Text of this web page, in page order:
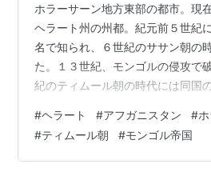
ホラーサーン地方東部の都市。現
ヘラート州の州都。紀元前５世紀
名で知られ、６世紀のササン朝の
た。１３世紀、モンゴルの侵攻で
紀のティムール朝の時代には同国
ティムール朝時代の発展 ティムー
シャー・ルフによる都市開発 スル
世 イードガーフの聖者墓群と交易
#ヘラート #アフガニスタン #
#ティムール朝 #モンゴル帝国